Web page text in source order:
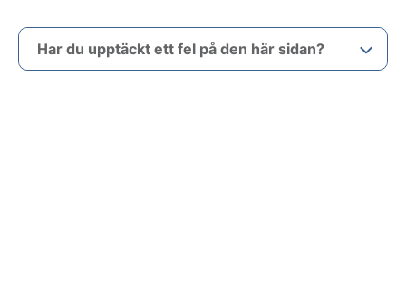
Har du upptäckt ett fel på den här sidan?